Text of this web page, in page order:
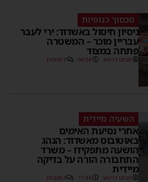
סכסוך כנופיות
ניסיון חיסול באשדוד: ירי לעבר
עבריין מוכר – המשטרה
פתחה במצוד
מנחם דויטש 06:54 1 תגובות
השעיה מיידית
אחרי נסיעת האימים
באוטובוס מאשדוד: הנהג
הושעה מתפקידו – משרד
התחבורה הורה על בדיקה
מיידית
מנחם דויטש 17:44 4 תגובות